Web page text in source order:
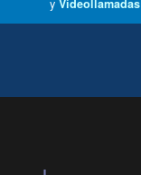
y Videollamadas